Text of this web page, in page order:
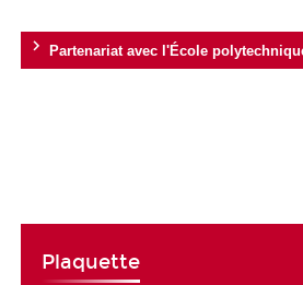
Partenariat avec l'École
Plaquette